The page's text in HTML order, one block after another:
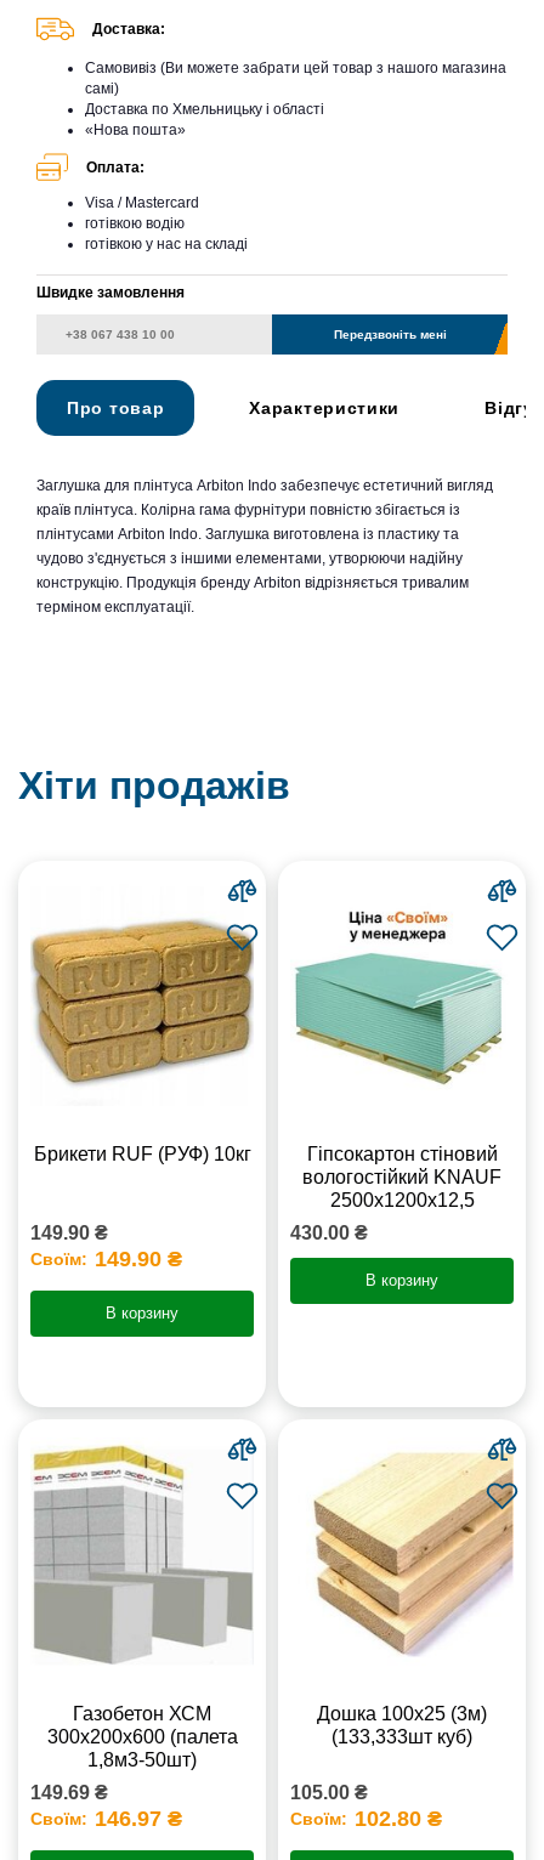
Доставка:
Самовивіз (Ви можете забрати цей товар з нашого магазина
самі)
Доставка по Хмельницьку і області
«Нова пошта»
Оплата:
Visa / Mastercard
готівкою водію
готівкою у нас на складі
Швидке замовлення
Передзвоніть мені
Про товар Характеристики
Заглушка для плінтуса Arbiton Indo забезпечує естетичний вигляд
країв плінтуса. Колірна гама фурнітури повністю збігається із
плінтусами Arbiton Indo. Заглушка виготовлена із пластику та
чудово з'єднується з іншими елементами, утворюючи надійну
конструкцію. Продукція бренду Arbiton відрізняється тривалим
терміном експлуатації.
Хіти продажів
Брикети RUF (РУФ) 10кг
149.90 ₴
Своїм: 149.90 ₴
В корзину
Гіпсокартон стіновий
вологостійкий KNAUF
2500х1200х12,5
430.00 ₴
В корзину
Газобетон ХСМ
300x200x600 (палета
1,8м3-50шт)
149.69 ₴
Своїм: 146.97 ₴
Дошка 100х25 (3м)
(133,333шт куб)
105.00 ₴
Своїм: 102.80 ₴